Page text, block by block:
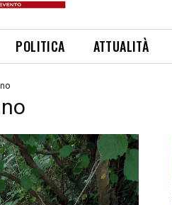
POLITICA ATTUALITÀ